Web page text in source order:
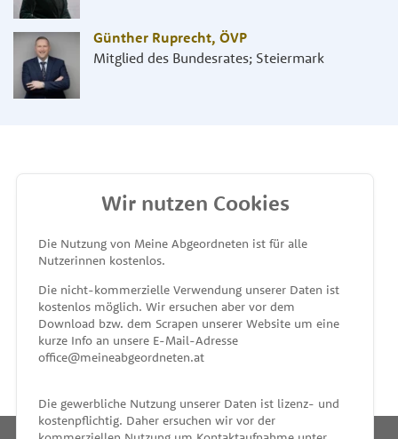
Günther Ruprecht, ÖVP
Mitglied des Bundesrates; Steiermark
MEINE ABGEORDNETEN
unterstützt von
Wir nutzen Cookies
Die Nutzung von Meine Abgeordneten ist für alle
Nutzerinnen kostenlos.
Die nicht-kommerzielle Verwendung unserer Daten ist
kostenlos möglich. Wir ersuchen aber vor dem
Download bzw. dem Scrapen unserer Website um eine
kurze Info an unsere E-Mail-Adresse
office@meineabgeordneten.at
Die gewerbliche Nutzung unserer Daten ist lizenz- und
kostenpflichtig. Daher ersuchen wir vor der